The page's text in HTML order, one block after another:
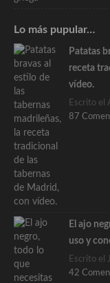
Lo más pupular…
Patatas
receta
vídeo.
Escrito
87
El ajo
uso y
Escrito el
42